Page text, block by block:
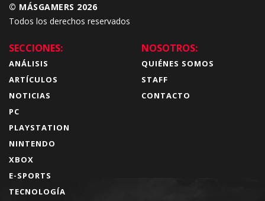
© MÁSGAMERS 2026
Todos los derechos reservados
SECCIONES:
ANÁLISIS
ARTÍCULOS
NOTICIAS
PC
PLAYSTATION
NINTENDO
XBOX
E-SPORTS
TECNOLOGÍA
NOSOTROS:
QUIÉNES SOMOS
STAFF
CONTACTO